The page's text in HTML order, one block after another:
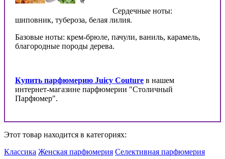
Сердечные ноты:
шиповник, тубероза, белая лилия.
Базовые ноты: крем-брюле, пачули, ваниль, карамель,
благородные породы дерева.
Купить парфюмерию Juicy Couture в нашем
интернет-магазине парфюмерии "Столичный
Парфюмер".
Этот товар находится в категориях:
Классика Женская парфюмерия Селективная парфюмерия